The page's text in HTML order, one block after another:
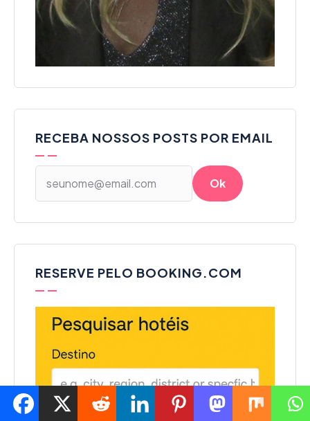
RECEBA NOSSOS POSTS POR EMAIL
RESERVE PELO BOOKING.COM